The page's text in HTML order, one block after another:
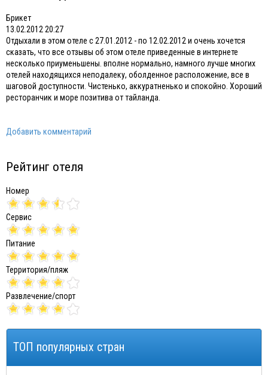
Брикет
13.02.2012 20:27
Отдыхали в этом отеле с 27.01.2012 - по 12.02.2012 и очень хочется
сказать, что все отзывы об этом отеле приведенные в интернете
несколько приуменьшены. вполне нормально, намного лучше многих
отелей находящихся неподалеку, оболденное расположение, все в
шаговой доступности. Чистенько, аккуратненько и спокойно. Хороший
ресторанчик и море позитива от тайланда.
Добавить комментарий
Рейтинг отеля
Номер
Сервис
Питание
Территория/пляж
Развлечение/спорт
ТОП популярных стран